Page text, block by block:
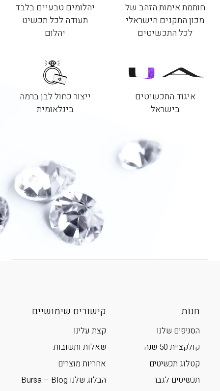
חותמת אימות הזהב של
מכון התקנים הישראלי
לכל התכשיטים
יהלומים טבעיים בלבד
תעודה לכל תכשיט
יהלום
איגוד התכשיטים
בישראל
ייצור כחול לבן ברמה
בינלאומית
חנות
הסניפים שלנו
קולקציית 50 שנה
קטלוג תכשיטים
תכשיטים לגבר
קישורים שימושיים
קצת עלינו
שאלות ותשובות
אחריות מוצרים
הבלוג שלנו Bursa – Blog